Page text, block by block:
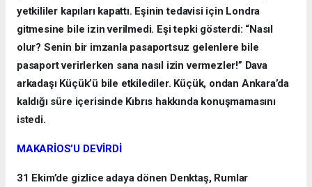
yetkililer kapıları kapattı. Eşinin tedavisi için Londra
gitmesine bile izin verilmedi. Eşi tepki gösterdi: “Nasıl
olur? Senin bir imzanla pasaportsuz gelenlere bile
pasaport verirlerken sana nasıl izin vermezler!” Dava
arkadaşı Küçük’ü bile etkilediler. Küçük, ondan Ankara’da
kaldığı süre içerisinde Kıbrıs hakkında konuşmamasını
istedi.
MAKARİOS’U DEVİRDİ
31 Ekim’de gizlice adaya dönen Denktaş, Rumlar